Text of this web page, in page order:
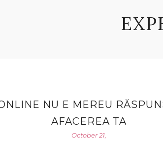
NU E MEREU
AFACEREA TA
October 21,